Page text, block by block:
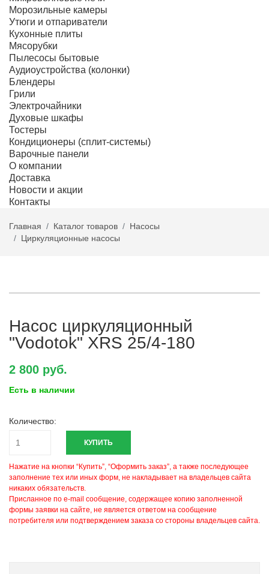
Морозильные камеры
Утюги и отпариватели
Кухонные плиты
Мясорубки
Пылесосы бытовые
Аудиоустройства (колонки)
Блендеры
Грили
Электрочайники
Духовые шкафы
Тостеры
Кондиционеры (сплит-системы)
Варочные панели
О компании
Доставка
Новости и акции
Контакты
Главная Каталог товаров
Насосы
Циркуляционные насосы
Насос циркуляционный
"Vodotok" XRS 25/4-180
2 800 руб.
Есть в наличии
Количество:
КУПИТЬ
Нажатие на кнопки “Купить”, “Оформить заказ”, а также последующее
заполнение тех или иных форм, не накладывает на владельцев сайта
никаких обязательств.
Присланное по e-mail сообщение, содержащее копию заполненной
формы заявки на сайте, не является ответом на сообщение
потребителя или подтверждением заказа со стороны владельцев сайта.